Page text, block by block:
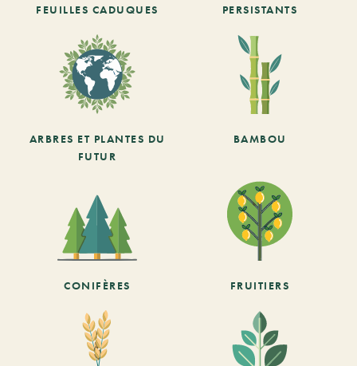
FEUILLES CADUQUES
PERSISTANTS
ARBRES ET PLANTES DU
FUTUR
BAMBOU
CONIFÈRES FRUITIERS